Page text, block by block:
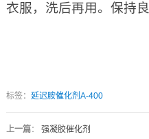
衣服，洗后再用。保持
标签： 延迟胺催化剂A-400
上一篇： 强凝胶催化剂